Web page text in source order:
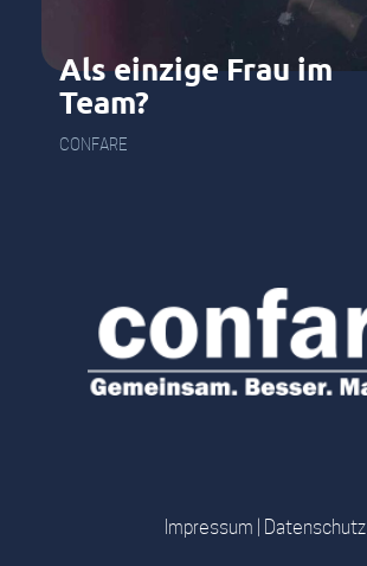
Als einzige Frau im
Team?
CONFARE
Impressum Datenschutz